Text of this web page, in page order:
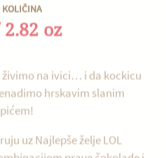
2.82 oz
hrskavim slanim
uz Najlepše želje LOL
prave čokolade i
slanih štapića!